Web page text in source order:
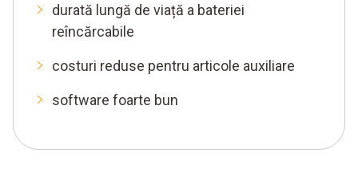
durată lungă de viață a bateriei
reîncărcabile
costuri reduse pentru articole auxiliare
software foarte bun